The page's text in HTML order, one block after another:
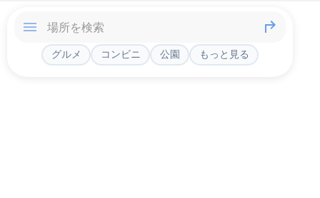
グルメ コンビニ 公園 もっと見る